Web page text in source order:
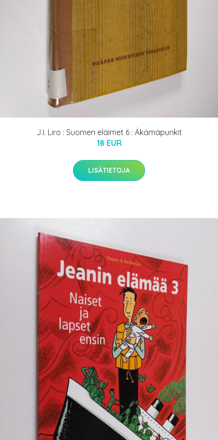
J.I. Liro : Suomen eläimet 6 : Äkämäpunkit
18 EUR
LISÄTIETOJA